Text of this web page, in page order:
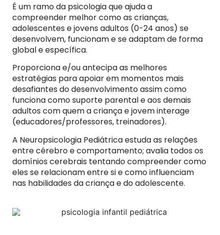
É um ramo da psicologia que ajuda a
compreender melhor como as crianças,
adolescentes e jovens adultos (0-24 anos) se
desenvolvem, funcionam e se adaptam de forma
global e específica.
Proporciona e/ou antecipa as melhores
estratégias para apoiar em momentos mais
desafiantes do desenvolvimento assim como
funciona como suporte parental e aos demais
adultos com quem a criança e jovem interage
(educadores/professores, treinadores).
A Neuropsicologia Pediátrica estuda as relações
entre cérebro e comportamento; avalia todos os
domínios cerebrais tentando compreender como
eles se relacionam entre si e como influenciam
nas habilidades da criança e do adolescente.